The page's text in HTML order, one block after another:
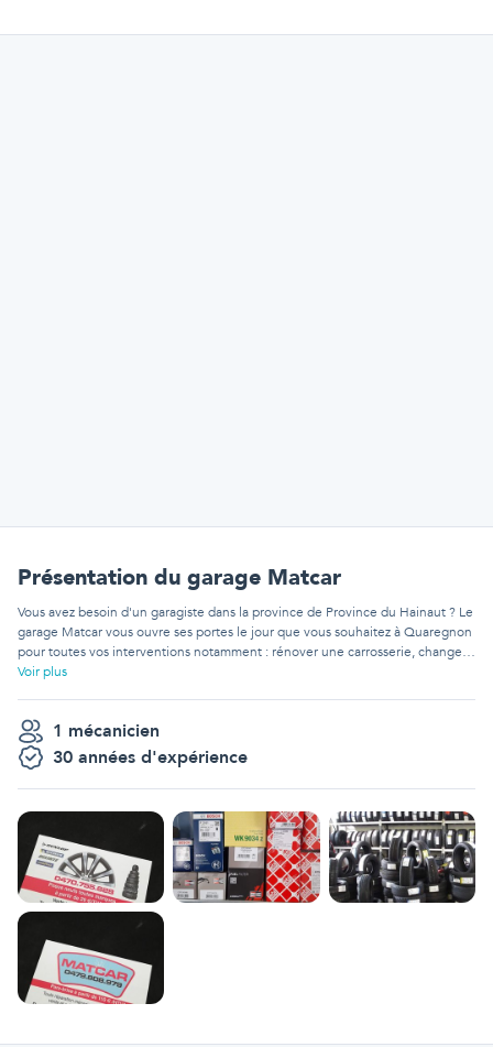
Présentation du garage Matcar
Vous avez besoin d'un garagiste dans la province de Province du Hainaut ? Le
garage Matcar vous ouvre ses portes le jour que vous souhaitez à Quaregnon
pour toutes vos interventions notamment : rénover une carrosserie, changer
un filtre à particules ou faire une révision constructeur. Le garage Matcar est
S-MAX, Mitsubishi Space Runner et davantage. Vous avez la possibilité de
parcourir les témoignages des anciens clients du garage Matcar sur bolid
pour vous aider à réaliser le meilleur choix une fois que vous êtes à la
recherche d'un garagiste à Quaregnon. Si vous cherchez une façon d'en
connaître davantage, vous pouvez consulter les prise de vues du garage
Matcar sur sa page personnelle bolid. Profitez de bolid pour mesurer la
réputation des garages de Quaregnon et pour accentuer vos opportunités
d'obtenir un garage d'estime dans votre zone et pour être sûr et certain de
trouver le meilleur coût pour la réparation ou l'entretien de votre automobile.
Faites des économies grâce à bolid. Vous verrez de surcroît que vous avez la
possibilité de évaluer de nombreux garages qui, ainsi que le garage Matcar,
sont actifs dans la région de Quaregnon. Vous disposerez des ressources
nécessaires pour les juger grâce à leurs avis, à leur photographies et leur
positionnement. Si vous avez l'intention de opter le garage Matcar, entrez en
contact au au +32 479 80 89 79 pour parler de votre envie et prendre
Voir plus
1 mécanicien
30 années d'expérience